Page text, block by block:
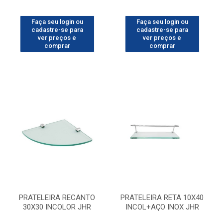
Faça seu login ou
cadastre-se para
ver preços e
comprar
Faça seu login ou
cadastre-se para
ver preços e
comprar
PRATELEIRA RECANTO
30X30 INCOLOR JHR
PRATELEIRA RETA 10X40
INCOL+AÇO INOX JHR